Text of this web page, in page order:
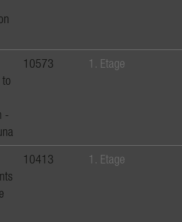
10573 1. Etage
10413 1. Etage